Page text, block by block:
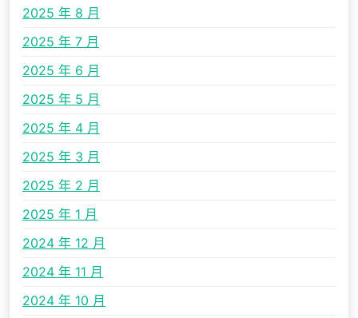
2025 年 8 月
2025 年 7 月
2025 年 6 月
2025 年 5 月
2025 年 4 月
2025 年 3 月
2025 年 2 月
2025 年 1 月
2024 年 12 月
2024 年 11 月
2024 年 10 月